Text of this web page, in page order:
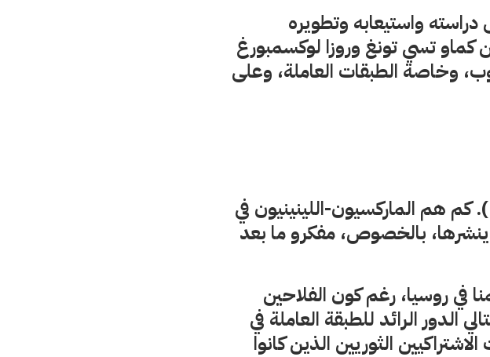
دراسته واستيعابه وتطويره
كماو تسي تونغ وروزا لوكسمبورغ
وخاصة الطبقات العاملة، وعلى
هم الماركسيون-اللينينيون في
ينشرها، بالخصوص، مفكرو ما بعد
في روسيا، رغم كون الفلاحين
الدور الرائد للطبقة العاملة في
الثوريين الذين كانوا